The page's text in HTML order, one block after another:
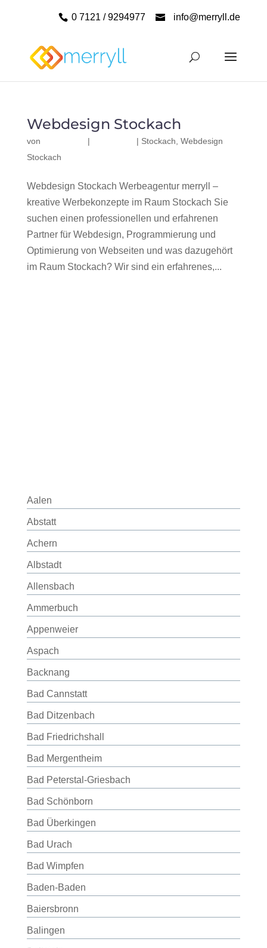
0 7121 / 9294977 info@merryll.de
Webdesign Stockach
von | | Stockach Webdesign
Stockach
Webdesign Stockach Werbeagentur merryll –
kreative Werbekonzepte im Raum Stockach Sie
suchen einen professionellen und erfahrenen
Partner für Webdesign, Programmierung und
Optimierung von Webseiten und was dazugehört
im Raum Stockach? Wir sind ein erfahrenes,...
Aalen
Abstatt
Achern
Albstadt
Allensbach
Ammerbuch
Appenweier
Aspach
Backnang
Bad Cannstatt
Bad Ditzenbach
Bad Friedrichshall
Bad Mergentheim
Bad Peterstal-Griesbach
Bad Schönborn
Bad Überkingen
Bad Urach
Bad Wimpfen
Baden-Baden
Baiersbronn
Balingen